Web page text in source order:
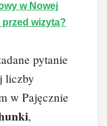
w Nowej
wizytą?
pytanie
liczby
w Pajęcznie
,